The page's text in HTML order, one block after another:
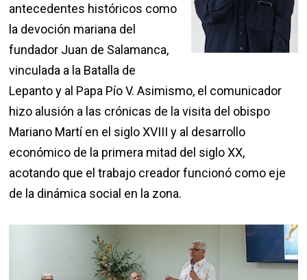
antecedentes históricos como
la devoción mariana del
fundador Juan de Salamanca,
vinculada a la Batalla de
Lepanto y al Papa Pío V. Asimismo, el comunicador
hizo alusión a las crónicas de la visita del obispo
Mariano Martí en el siglo XVIII y al desarrollo
económico de la primera mitad del siglo XX,
acotando que el trabajo creador funcionó como eje
de la dinámica social en la zona.